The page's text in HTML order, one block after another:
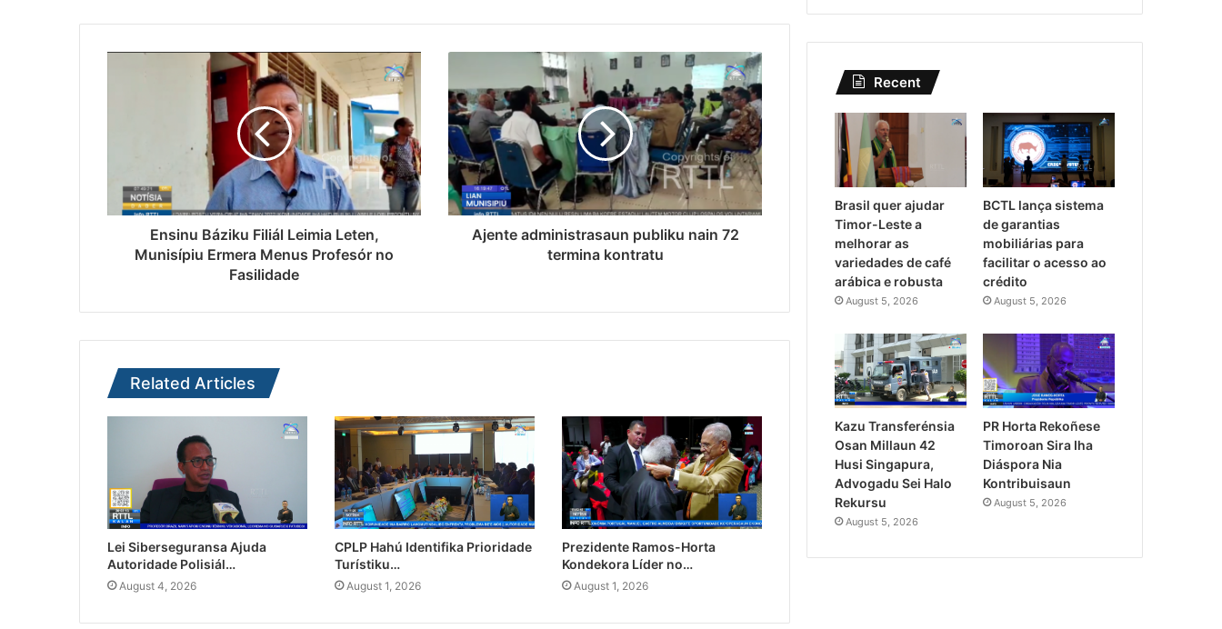
Ensinu Báziku Filiál Leimia Leten,
Munisípiu Ermera Menus Profesór no
Fasilidade
Ajente administrasaun publiku nain 72
termina kontratu
Related Articles
Lei Siberseguransa Ajuda
Autoridade Polisiál…
August 4, 2026
CPLP Hahú Identifika Prioridade
Turístiku…
August 1, 2026
Prezidente Ramos-Horta
Kondekora Líder no…
August 1, 2026
Recent
Brasil quer ajudar
Timor-Leste a
melhorar as
variedades de café
arábica e robusta
August 5, 2026
BCTL lança sistema
de garantias
mobiliárias para
facilitar o acesso ao
crédito
August 5, 2026
Kazu Transferénsia
Osan Millaun 42
Husi Singapura,
Advogadu Sei Halo
Rekursu
August 5, 2026
PR Horta Rekoñese
Timoroan Sira Iha
Diáspora Nia
Kontribuisaun
August 5, 2026